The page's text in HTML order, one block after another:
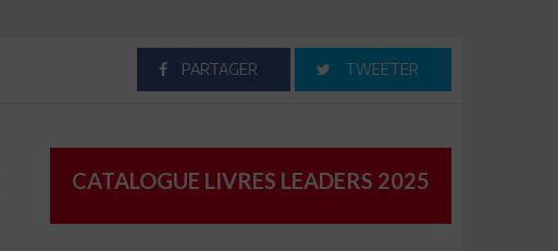
PARTAGER TWEETER
CATALOGUE LIVRES LEADERS 2025